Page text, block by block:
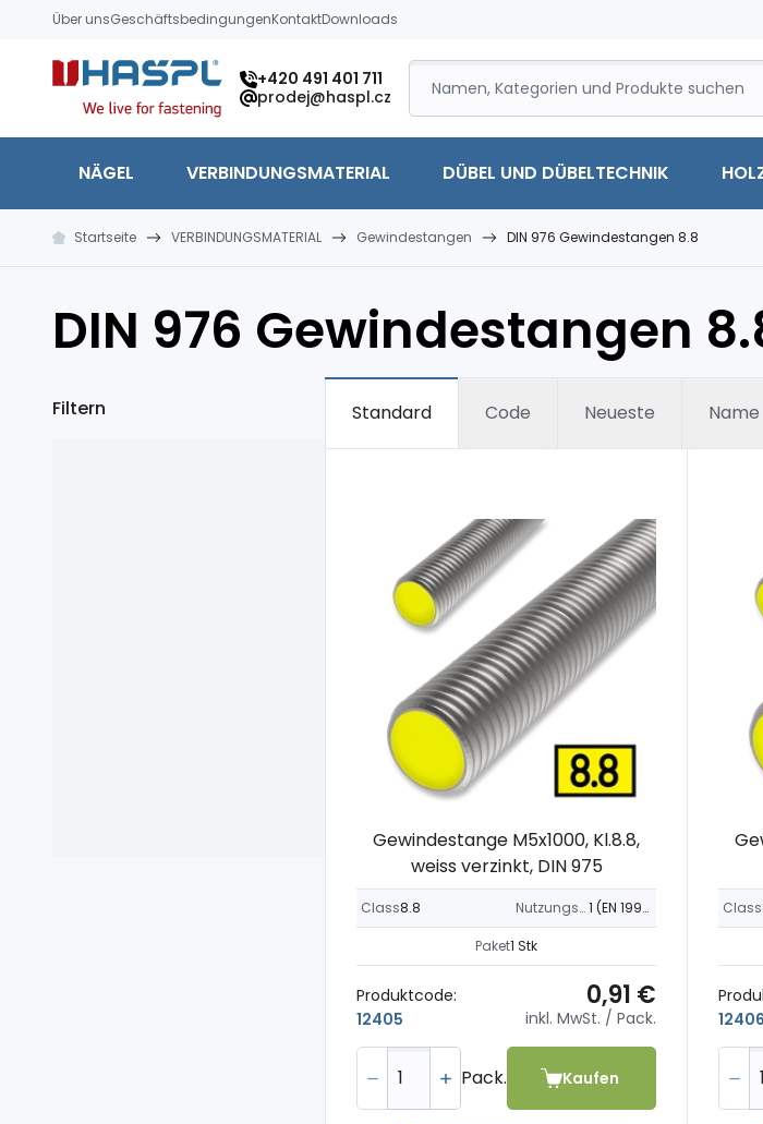
Über unsGeschäftsbedingungenKontaktDownloads
Hašpl
+420 491 401 711
prodej@haspl.cz
NÄGEL VERBINDUNGSMATERIAL DÜBEL UND DÜBELTECHNIK
Startseite VERBINDUNGSMATERIAL Gewindestangen DIN 976 Gewindestangen 8.8
DIN 976 Gewindestangen
Filtern Standard Code Neueste Name
Gewindestange M5x1000, Kl.8.8,
weiss verzinkt, DIN 975
Class8.8 Nutzungsklasse 1 (EN 1995-1-1)
Paket1 Stk
Produktcode:
12405
0,91 €
inkl. MwSt. / Pack.
Pack. Kaufen
Class
12406